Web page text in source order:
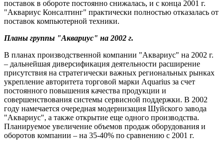
поставок в обороте постоянно снижалась, и с конца 2001 г.
"Аквариус Консалтинг" практически полностью отказалась от
поставок компьютерной техники.
Планы группы "Аквариус" на 2002 г.
В планах производственной компании "Аквариус" на 2002 г.
– дальнейшая диверсификация деятельности расширение
присутствия на стратегически важных региональных рынках
укрепление авторитета торговой марки Aquarius за счет
постоянного повышения качества продукции и
совершенствования системы сервисной поддержки. В 2002
году намечается очередная модернизация Шуйского завода
"Аквариус", а также открытие еще одного производства.
Планируемое увеличение объемов продаж оборудования и
оборотов компании – на 35-40% по сравнению с 2001 г.